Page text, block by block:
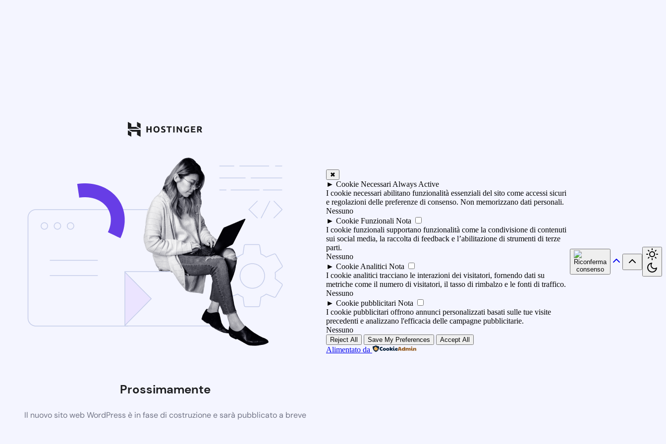
Prossimamente
Il nuovo sito web WordPress è in fase di costruzione e sarà pubblicato a breve
✖
► Cookie Necessari Always Active
I cookie necessari abilitano funzionalità essenziali del sito come accessi sicuri
e regolazioni delle preferenze di consenso. Non memorizzano dati personali.
Nessuno
► Cookie Funzionali Nota
I cookie funzionali supportano funzionalità come la condivisione di contenuti
sui social media, la raccolta di feedback e l’abilitazione di strumenti di terze
parti.
Nessuno
► Cookie Analitici Nota
I cookie analitici tracciano le interazioni dei visitatori, fornendo dati su
metriche come il numero di visitatori, il tasso di rimbalzo e le fonti di traffico.
Nessuno
► Cookie pubblicitari Nota
I cookie pubblicitari offrono annunci personalizzati basati sulle tue visite
precedenti e analizzano l'efficacia delle campagne pubblicitarie.
Nessuno
Reject All Save My Preferences Accept All
Alimentato da